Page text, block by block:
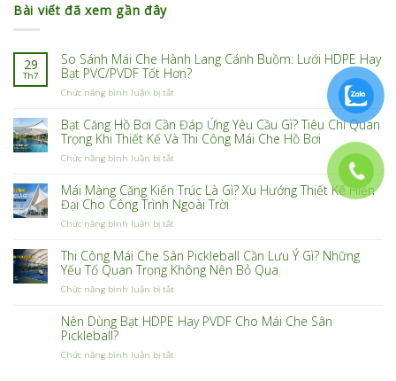
Bài viết đã xem gần đây
29
Th7
So Sánh Mái Che Hành Lang Cánh Buồm: Lưới HDPE Hay
Bạt PVC/PVDF Tốt Hơn?
Chức năng bình luận bị tắtở
Sánh
Mái
Che
Hành
Cánh
Buồm:
Lưới
HDPE
Bạt
PVC/PVDF
Tốt
Hơn?
Bạt Căng Hồ Bơi Cần Đáp Ứng Yêu Cầu Gì? Tiêu Chí Quan
Trọng Khi Thiết Kế Và Thi Công Mái Che Hồ Bơi
Chức năng bình luận bị tắtở
Căng
Hồ
Bơi
Cần
Ứng
Yêu
Cầu
Gì?
Chí
Quan
Khi
Mái Màng Căng Kiến Trúc Là Gì? Xu Hướng Thiết Kế Hiện
Đại Cho Công Trình Ngoài Trời
Chức năng bình luận bị tắtở
Màng
Căng
Kiến
Trúc
Gì?
Xu
Thiết
Thi Công Mái Che Sân Pickleball Cần Lưu Ý Gì? Những
Yếu Tố Quan Trọng Không Nên Bỏ Qua
Chức năng bình luận bị tắtở
Công
Mái
Sân
Nên Dùng Bạt HDPE Hay PVDF Cho Mái Che Sân
Pickleball?
Chức năng bình luận bị tắtở